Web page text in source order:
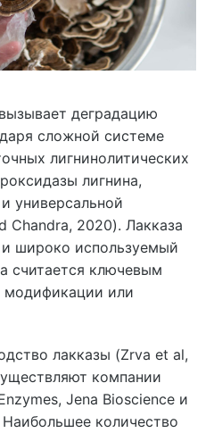
деградацию
сложной системе
лигнинолитических
лигнина,
универсальной
Chandra, 2020). Лакказа
широко используемый
считается ключевым
модификации или
лакказы (Zrva et al,
компании
Jena Bioscience и
количество